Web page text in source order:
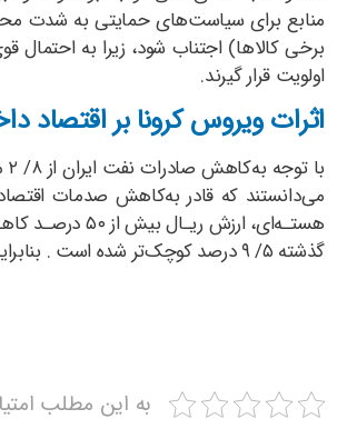
منابع برای سیاست‌های حمایتی به شدت
برخی کالاها) اجتناب شود، زیرا به
اولویت قرار گیرند.
اثرات ویروس کرونا بر اقتصاد
می‌دانستند که قادر به‌کاهش صدمات
گذشته ۵/ ۹ درصد کوچک‌تر شده است . بنابراین اقتصاد داخلی ایران پیش از شیوع ویروس کرونا نیز شرایط پرتلاطمی را تجربه می‌کرده است.
به این مطلب